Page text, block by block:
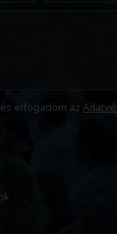
elfogadom az